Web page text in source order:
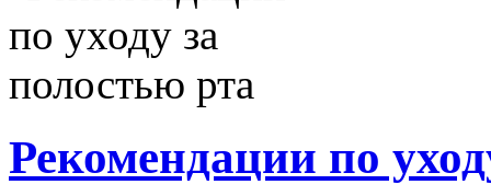
Рекомендации по